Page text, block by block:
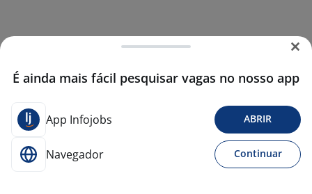
É ainda mais fácil pesquisar vagas no nosso app
App Infojobs ABRIR
Navegador Continuar